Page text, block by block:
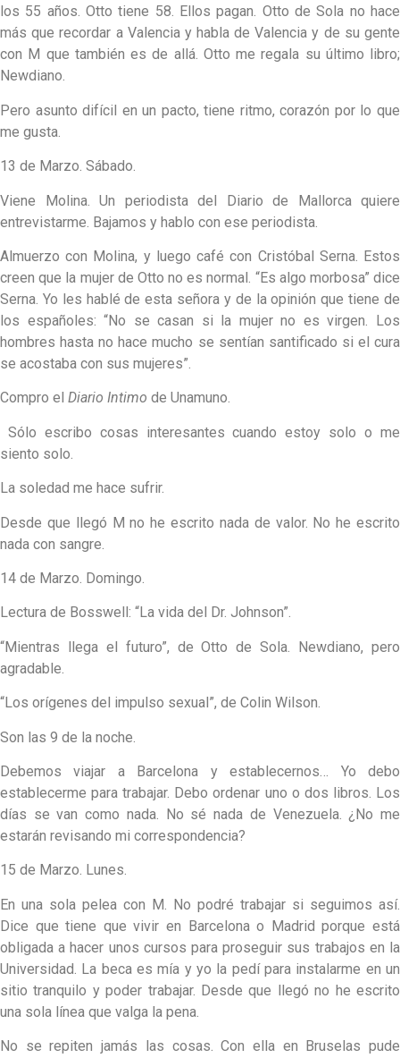
los 55 años. Otto tiene 58. Ellos pagan. Otto de Sola no hace
más que recordar a Valencia y habla de Valencia y de su gente
con M que también es de allá. Otto me regala su último libro;
Newdiano.
Pero asunto difícil en un pacto, tiene ritmo, corazón por lo que
me gusta.
13 de Marzo. Sábado.
Viene Molina. Un periodista del Diario de Mallorca quiere
entrevistarme. Bajamos y hablo con ese periodista.
Almuerzo con Molina, y luego café con Cristóbal Serna. Estos
creen que la mujer de Otto no es normal. “Es algo morbosa” dice
Serna. Yo les hablé de esta señora y de la opinión que tiene de
los españoles: “No se casan si la mujer no es virgen. Los
hombres hasta no hace mucho se sentían santificado si el cura
se acostaba con sus mujeres”.
Compro el Diario Intimo de Unamuno.
Sólo escribo cosas interesantes cuando estoy solo o me
siento solo.
La soledad me hace sufrir.
Desde que llegó M no he escrito nada de valor. No he escrito
nada con sangre.
14 de Marzo. Domingo.
Lectura de Bosswell: “La vida del Dr. Johnson”.
“Mientras llega el futuro”, de Otto de Sola. Newdiano, pero
agradable.
“Los orígenes del impulso sexual”, de Colin Wilson.
Son las 9 de la noche.
Debemos viajar a Barcelona y establecernos… Yo debo
establecerme para trabajar. Debo ordenar uno o dos libros. Los
días se van como nada. No sé nada de Venezuela. ¿No me
estarán revisando mi correspondencia?
15 de Marzo. Lunes.
En una sola pelea con M. No podré trabajar si seguimos así.
Dice que tiene que vivir en Barcelona o Madrid porque está
obligada a hacer unos cursos para proseguir sus trabajos en la
Universidad. La beca es mía y yo la pedí para instalarme en un
sitio tranquilo y poder trabajar. Desde que llegó no he escrito
una sola línea que valga la pena.
No se repiten jamás las cosas. Con ella en Bruselas pude